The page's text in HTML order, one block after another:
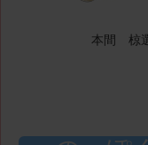
本間 椋